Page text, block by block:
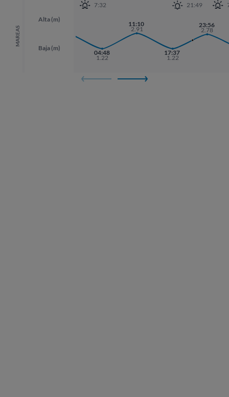
MAREAS
Alta (m)
Baja (m)
7:32 21:49
22:31
04:48
1.22
11:10
2.91
17:37
1.22
23:56
2.78
23:56
2.78